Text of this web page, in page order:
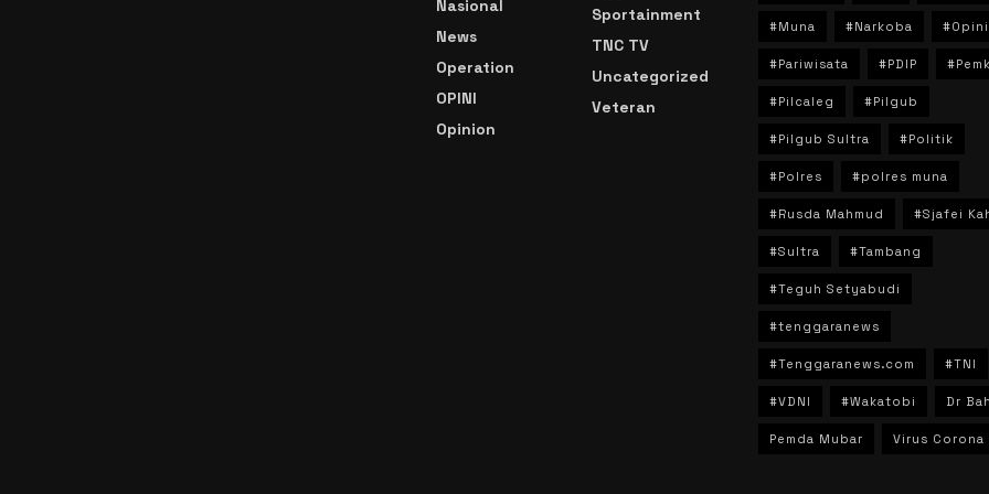
Nasional
News
Operation
OPINI
Opinion
Sportainment
TNC TV
Uncategorized
Veteran
#Muna #Narkoba #Opini
#Pariwisata #PDIP
#Pilcaleg #Pilgub
#Pilgub Sultra #Politik
#Polres #polres muna
#Rusda Mahmud #Sjafei
#Sultra #Tambang
#Teguh Setyabudi
#tenggaranews
#Tenggaranews.com #TNI
#VDNI #Wakatobi Dr
Pemda Mubar Virus Corona